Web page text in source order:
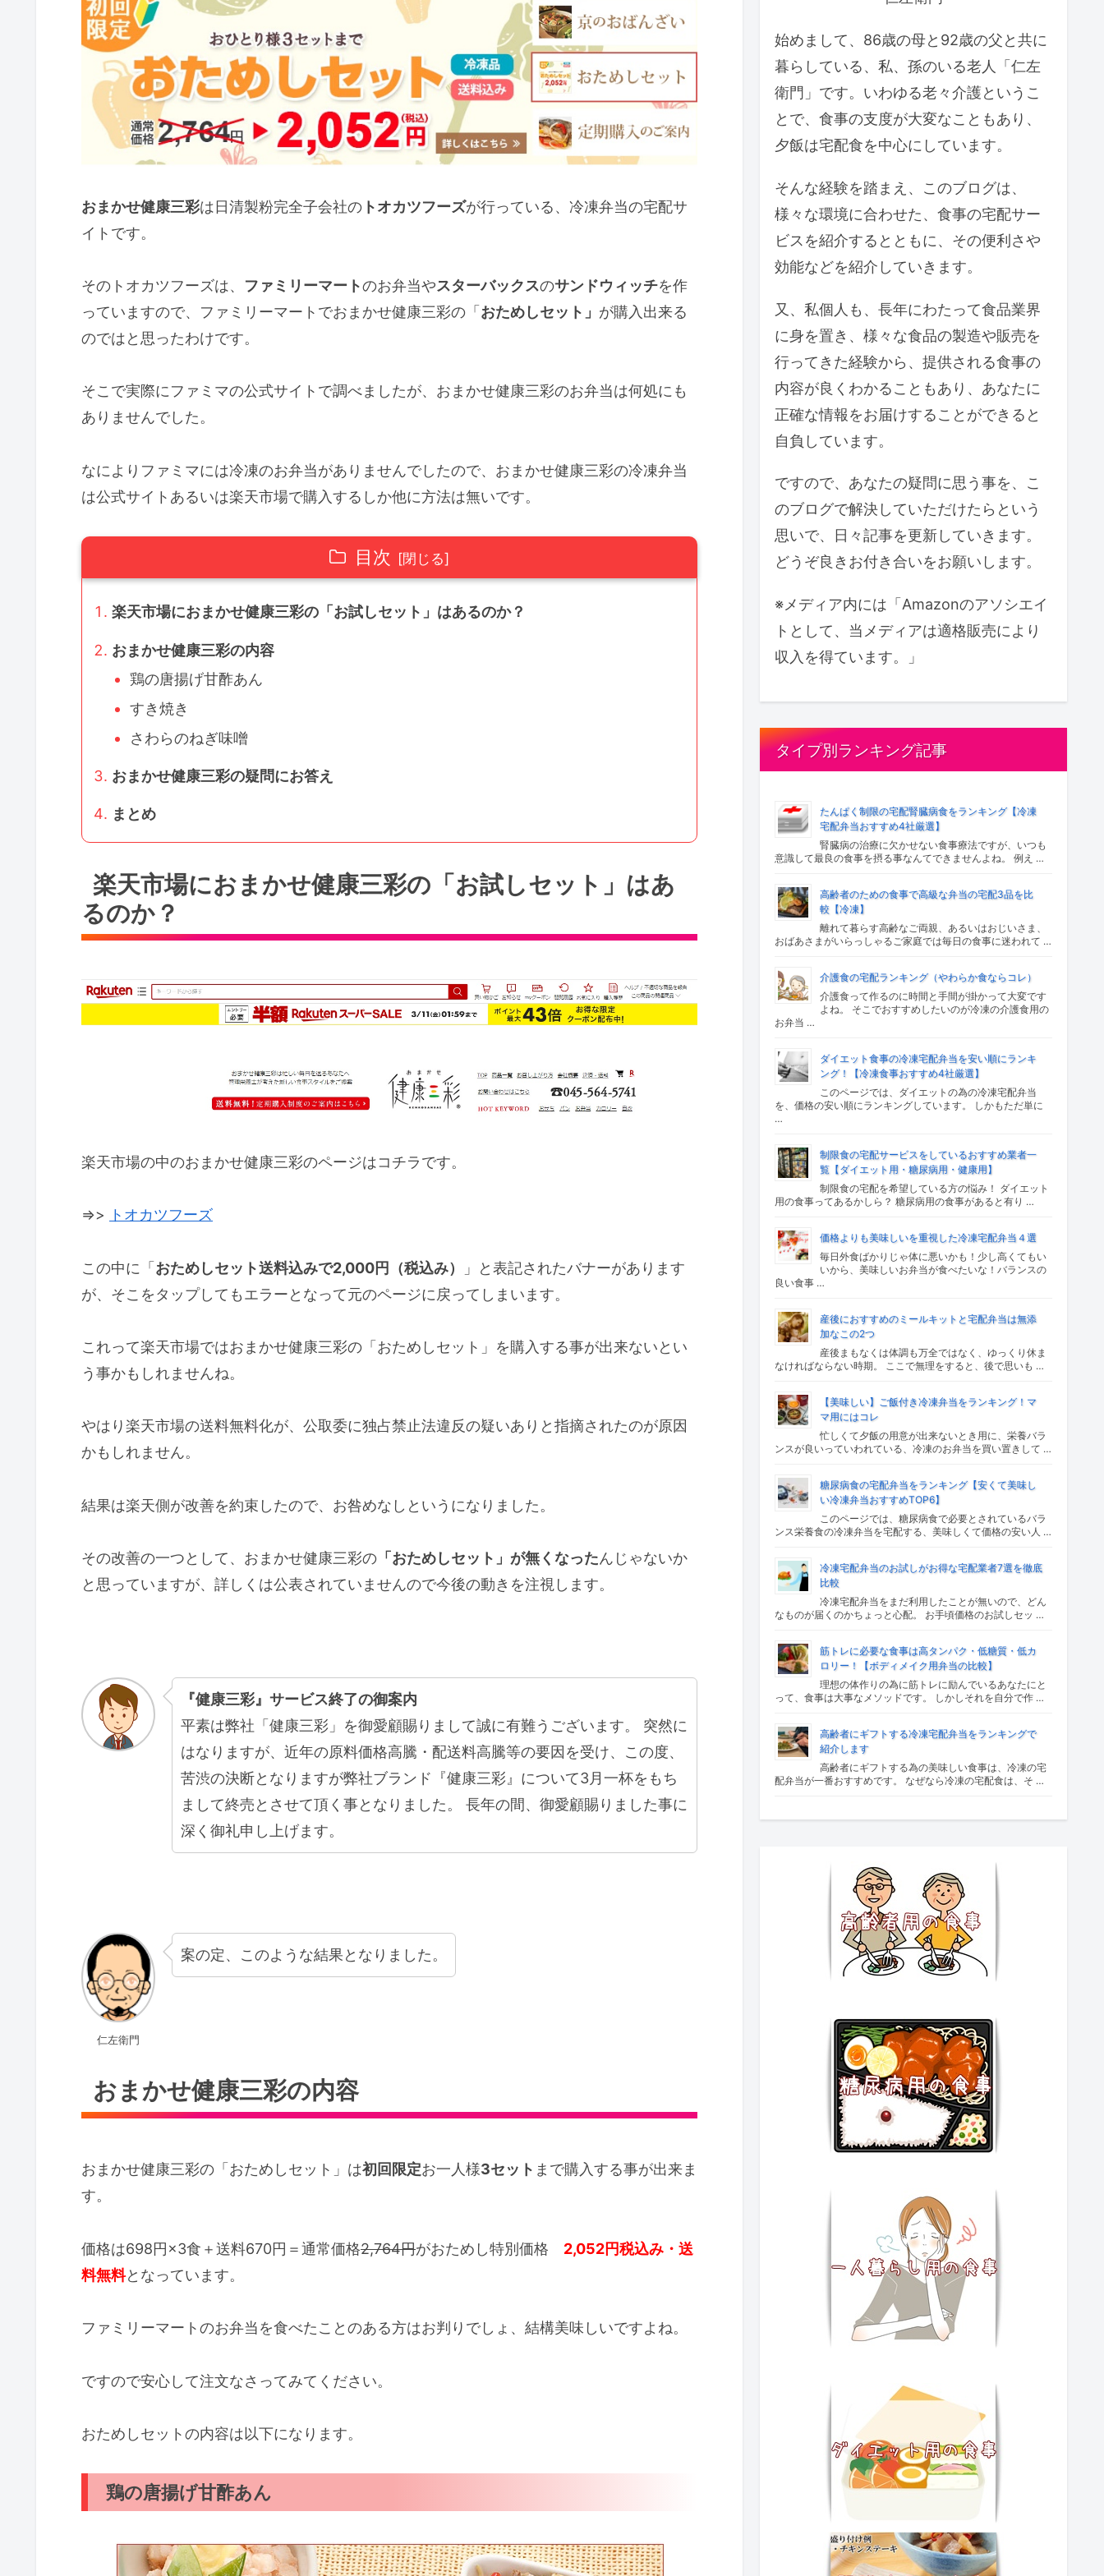
おまかせ健康三彩は日清製粉完全子会社の トオカツフーズが行っている、冷凍弁当の宅配サ
イトです。
そのトオカツフーズは、 ファミリーマートのお弁当やスターバックスのサンドウィッチを作
っていますので、ファミリーマートでおまかせ健康三彩の「 おためしセット」 が購入出来る
のではと思ったわけです。
そこで実際にファミマの公式サイトで調べましたが、おまかせ健康三彩のお弁当は何処にも
ありませんでした。
なによりファミマには冷凍のお弁当がありませんでしたので、おまかせ健康三彩の冷凍弁当
は公式サイトあるいは楽天市場で購入するしか他に方法は無いです。
目次
楽天市場におまかせ健康三彩の「お試しセット」はあるのか？
おまかせ健康三彩の内容
鶏の唐揚げ甘酢あん
すき焼き
さわらのねぎ味噌
おまかせ健康三彩の疑問にお答え
まとめ
楽天市場におまかせ健康三彩の「お試しセット」はあ
るのか？
楽天市場の中のおまかせ健康三彩のページはコチラです。
=>> トオカツフーズ
この中に「おためしセット送料込みで2,000円（税込み）
」と表記されたバナーがあります
が、そこをタップしてもエラーとなって元のページに戻ってしまいます。
これって楽天市場ではおまかせ健康三彩の「おためしセット」を購入する事が出来ないとい
う事かもしれませんね。
やはり楽天市場の送料無料化が、公取委に独占禁止法違反の疑いありと指摘されたのが原因
かもしれません。
結果は楽天側が改善を約束したので、お咎めなしというになりました。
その改善の一つとして、おまかせ健康三彩の 「おためしセット」が無くなったんじゃないか
と思っていますが、詳しくは公表されていませんので今後の動きを注視します。
『健康三彩』サービス終了の御案内
平素は弊社「健康三彩」を御愛顧賜りまして誠に有難うございます。 突然に
はなりますが、近年の原料価格高騰・配送料高騰等の要因を受け、この度、
苦渋の決断となりますが弊社ブランド『健康三彩』について3月一杯をもち
まして終売とさせて頂く事となりました。 長年の間、御愛顧賜りました事に
深く御礼申し上げます。
仁左衛門
案の定、このような結果となりました。
おまかせ健康三彩の内容
おまかせ健康三彩の「おためしセット」は初回限定お一人様3セット まで購入する事が出来ま
す。
価格は698円×3食＋送料670円＝通常価格2,764円がおためし特別価格 2,052円税込み・送
料無料となっています。
ファミリーマートのお弁当を食べたことのある方はお判りでしょ、結構美味しいですよね。
ですので安心して注文なさってみてください。
おためしセットの内容は以下になります。
鶏の唐揚げ甘酢あん
始めまして、86歳の母と92歳の父と共に
暮らしている、私、孫のいる老人「仁左
衛門」です。いわゆる老々介護というこ
とで、食事の支度が大変なこともあり、
夕飯は宅配食を中心にしています。
そんな経験を踏まえ、このブログは、
様々な環境に合わせた、食事の宅配サー
ビスを紹介するとともに、その便利さや
効能などを紹介していきます。
又、私個人も、長年にわたって食品業界
に身を置き、様々な食品の製造や販売を
行ってきた経験から、提供される食事の
内容が良くわかることもあり、あなたに
正確な情報をお届けすることができると
自負しています。
ですので、あなたの疑問に思う事を、こ
のブログで解決していただけたらという
思いで、日々記事を更新していきます。
どうぞ良きお付き合いをお願いします。
※メディア内には「Amazonのアソシエイ
トとして、当メディアは適格販売により
収入を得ています。」
タイプ別ランキング記事
たんぱく制限の宅配腎臓病食をランキング【冷凍
宅配弁当おすすめ4社厳選】
腎臓病の治療に欠かせない食事療法ですが、いつも
意識して最良の食事を摂る事なんてできませんよね。 例え …
高齢者のための食事で高級な弁当の宅配3品を比
較【冷凍】
離れて暮らす高齢なご両親、あるいはおじいさま、
おばあさまがいらっしゃるご家庭では毎日の食事に迷われて …
介護食の宅配ランキング（やわらか食ならコレ）
介護食って作るのに時間と手間が掛かって大変です
よね。 そこでおすすめしたいのが冷凍の介護食用の
お弁当 …
ダイエット食事の冷凍宅配弁当を安い順にランキ
ング！【冷凍食事おすすめ4社厳選】
このページでは、ダイエットの為の冷凍宅配弁当
を、価格の安い順にランキングしています。 しかもただ単に
…
制限食の宅配サービスをしているおすすめ業者一
覧【ダイエット用・糖尿病用・健康用】
制限食の宅配を希望している方の悩み！ ダイエット
用の食事ってあるかしら？ 糖尿病用の食事があると有り …
価格よりも美味しいを重視した冷凍宅配弁当４選
毎日外食ばかりじゃ体に悪いかも！少し高くてもい
いから、美味しいお弁当が食べたいな！バランスの
良い食事 …
産後におすすめのミールキットと宅配弁当は無添
加なこの2つ
産後まもなくは体調も万全ではなく、ゆっくり休ま
なければならない時期。 ここで無理をすると、後で思いも …
【美味しい】ご飯付き冷凍弁当をランキング！マ
マ用にはコレ
忙しくて夕飯の用意が出来ないとき用に、栄養バラ
ンスが良いっていわれている、冷凍のお弁当を買い置きして …
糖尿病食の宅配弁当をランキング【安くて美味し
い冷凍弁当おすすめTOP6】
このページでは、糖尿病食で必要とされているバラ
ンス栄養食の冷凍弁当を宅配する、美味しくて価格の安い人 …
冷凍宅配弁当のお試しがお得な宅配業者7選を徹底
比較
冷凍宅配弁当をまだ利用したことが無いので、どん
なものが届くのかちょっと心配。 お手頃価格のお試しセッ …
筋トレに必要な食事は高タンパク・低糖質・低カ
ロリー！【ボディメイク用弁当の比較】
理想の体作りの為に筋トレに励んでいるあなたにと
って、食事は大事なメソッドです。 しかしそれを自分で作 …
高齢者にギフトする冷凍宅配弁当をランキングで
紹介します
高齢者にギフトする為の美味しい食事は、冷凍の宅
配弁当が一番おすすめです。 なぜなら冷凍の宅配食は、そ …